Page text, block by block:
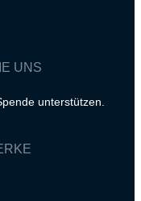
UNS
unterstützen.